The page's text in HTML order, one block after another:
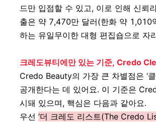
드만 입점할 수 있고, 이로 인해 신뢰
출은 약 7,470만 달러(한화 약 1,010
하는 유일무이한 대형 편집숍으로 자
크레도뷰티에만 있는 기준, Credo
Credo Beauty의 가장 큰 차별점은 ‘
공개한다는 데 있어요. 이 기준은
시돼 있으며, 핵심은 다음과 같아요.
우선 ‘더 크레도 리스트(The Credo